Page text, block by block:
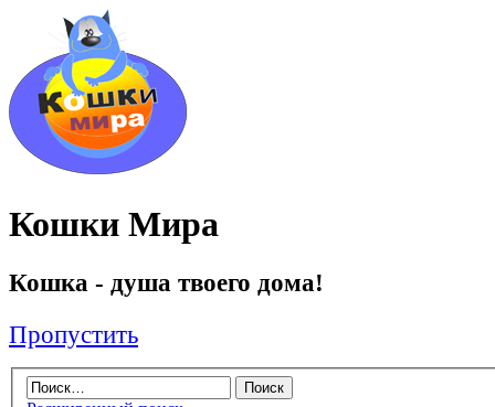
Кошки Мира
Кошка - душа твоего дома!
Пропустить